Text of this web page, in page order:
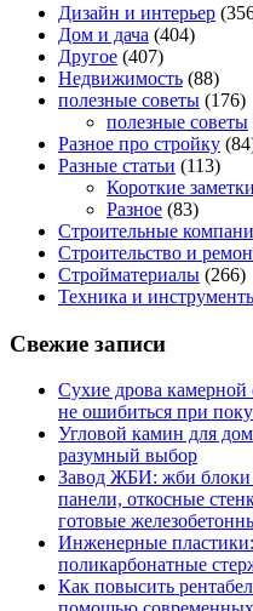
Дизайн и интерьер
Дом и дача (404)
Другое (407)
Недвижимость (88)
полезные советы (176)
полезные советы
Разное про стройку
Разные статьи (113)
Короткие
Разное (83)
Строительные
Строительство и
Стройматериалы (266)
Техника и
Свежие записи
Сухие дрова
не ошибиться при
Угловой камин для
разумный выбор
Завод ЖБИ: жби блоки
панели, откосные
готовые
Инженерные
поликарбонатные
Как повысить